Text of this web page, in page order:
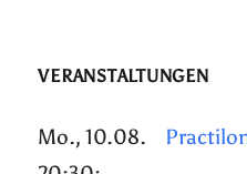
VERANSTALTUNGEN
Mo., 10.08.